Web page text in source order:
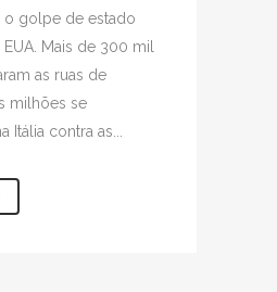
o golpe de estado
Mais de 300 mil
as ruas de
milhões se
Itália contra as...